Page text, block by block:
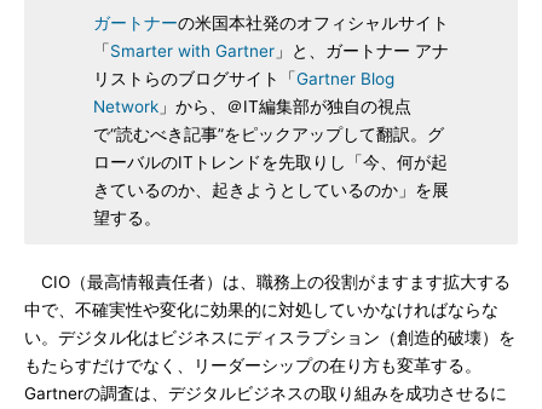
ガートナーの米国本社発のオフィシャルサイト
「Smarter with Gartner」と、ガートナー アナ
リストらのブログサイト「Gartner Blog
Network」から、＠IT編集部が独自の視点
で“読むべき記事”をピックアップして翻訳。グ
ローバルのITトレンドを先取りし「今、何が起
きているのか、起きようとしているのか」を展
望する。
CIO（最高情報責任者）は、職務上の役割がますます拡大する
中で、不確実性や変化に効果的に対処していかなければならな
い。デジタル化はビジネスにディスラプション（創造的破壊）を
もたらすだけでなく、リーダーシップの在り方も変革する。
Gartnerの調査は、デジタルビジネスの取り組みを成功させるに